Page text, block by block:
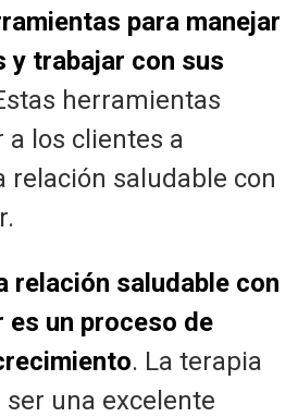
para manejar
y trabajar con sus
herramientas
a los clientes a
relación saludable con
relación saludable con
un proceso de
. La terapia
una excelente